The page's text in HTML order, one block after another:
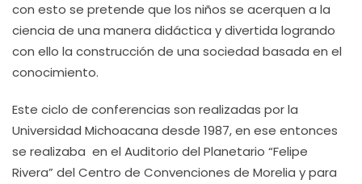
con esto se pretende que los niños se acerquen a la
ciencia de una manera didáctica y divertida logrando
con ello la construcción de una sociedad basada en el
conocimiento.
Este ciclo de conferencias son realizadas por la
Universidad Michoacana desde 1987, en ese entonces
se realizaba en el Auditorio del Planetario “Felipe
Rivera” del Centro de Convenciones de Morelia y para